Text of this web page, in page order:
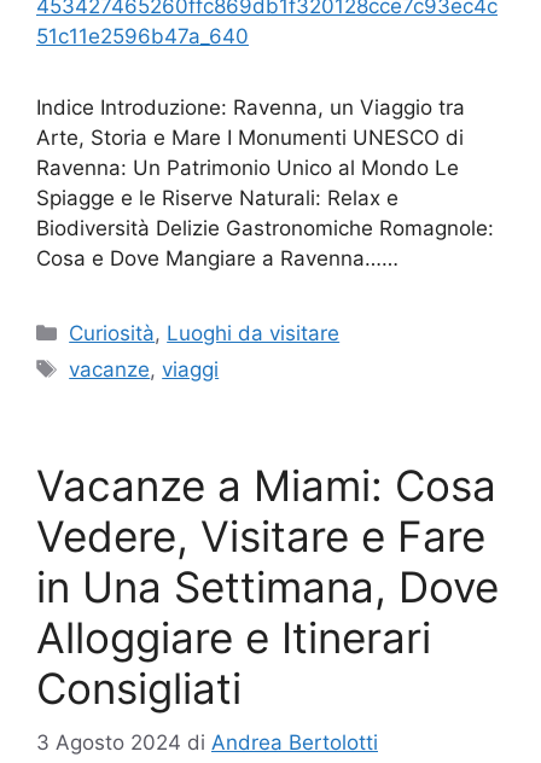
Indice Introduzione: Ravenna, un Viaggio tra
Arte, Storia e Mare I Monumenti UNESCO di
Ravenna: Un Patrimonio Unico al Mondo Le
Spiagge e le Riserve Naturali: Relax e
Biodiversità Delizie Gastronomiche Romagnole:
Cosa e Dove Mangiare a Ravenna……
Categorie
Curiosità, Luoghi da visitare
Tag
vacanze,viaggi
Vacanze a Miami: Cosa
Vedere, Visitare e Fare
in Una Settimana, Dove
Alloggiare e Itinerari
Consigliati
3 Agosto 2024 di Andrea Bertolotti